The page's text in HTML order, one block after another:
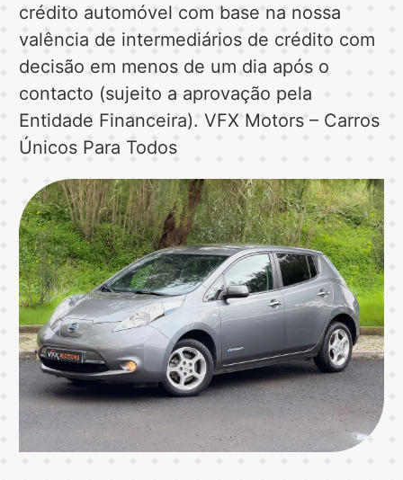
crédito automóvel com base na nossa
valência de intermediários de crédito com
decisão em menos de um dia após o
contacto (sujeito a aprovação pela
Entidade Financeira). VFX Motors – Carros
Únicos Para Todos